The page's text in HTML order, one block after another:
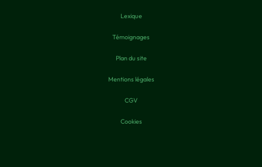
Lexique
Témoignages
Plan du site
Mentions légales
CGV
Cookies